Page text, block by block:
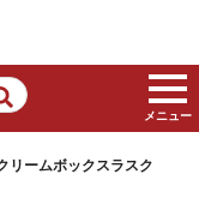
メニュー
リームボックスラスク